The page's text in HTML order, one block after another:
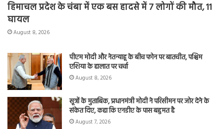
हिमाचल प्रदेश के चंबा में एक बस हादसे में 7 लोगों की मौत, 11
घायल
August 8, 2026
पीएम मोदी और नेतन्याहू के बीच फोन पर बातचीत, पश्चिम
एशिया के हालात पर चर्चा
August 8, 2026
सूत्रों के मुताबिक, प्रधानमंत्री मोदी ने परिसीमन पर जोर देने के
संकेत दिए, कहा कि एनडीए के पास बहुमत है
August 7, 2026